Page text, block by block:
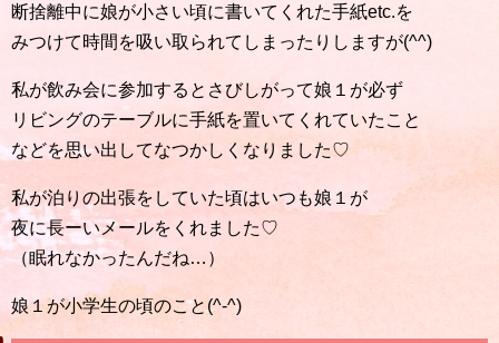
断捨離中に娘が小さい頃に書いてくれた手紙etc.を
みつけて時間を吸い取られてしまったりしますが(^^)
私が飲み会に参加するとさびしがって娘１が必ず
リビングのテーブルに手紙を置いてくれていたこと
などを思い出してなつかしくなりました♡
私が泊りの出張をしていた頃はいつも娘１が
夜に長ーいメールをくれました♡
（眠れなかったんだね…）
娘１が小学生の頃のこと(^-^)